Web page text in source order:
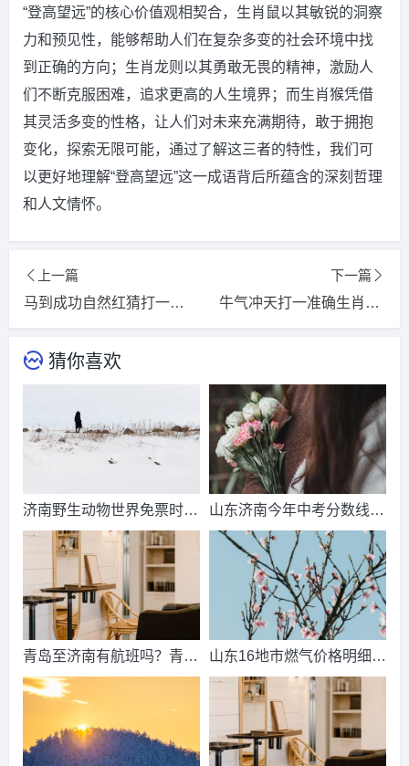
“登高望远”的核心价值观相契合，生肖鼠以其敏锐的洞察
力和预见性，能够帮助人们在复杂多变的社会环境中找
到正确的方向；生肖龙则以其勇敢无畏的精神，激励人
们不断克服困难，追求更高的人生境界；而生肖猴凭借
其灵活多变的性格，让人们对未来充满期待，敢于拥抱
变化，探索无限可能，通过了解这三者的特性，我们可
以更好地理解“登高望远”这一成语背后所蕴含的深刻哲理
和人文情怀。
上一篇
马到成功自然红猜打一精选准确生肖，词语释义落实解释
下一篇
牛气冲天打一准确生肖，词语揭晓释义落实
猜你喜欢
济南野生动物世界免票时
间？济南动物王国票价？
山东济南今年中考分数线出
来了吗？济南中考总分多
青岛至济南有航班吗？青岛
到济南的高铁票多钱？
山东16地市燃气价格明细？
2021山东天然气费收费标